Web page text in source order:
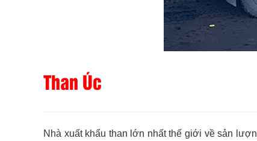
Than Úc
Nhà xuất khẩu than lớn nhất thế giới về sản